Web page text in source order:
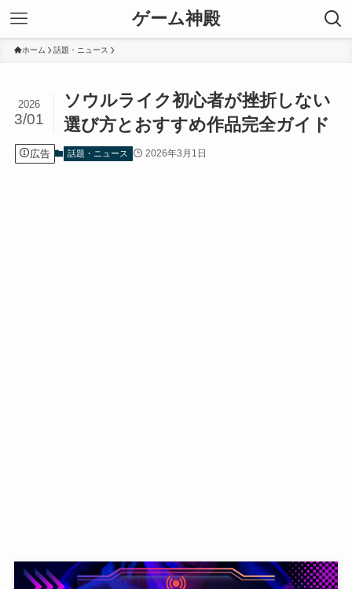
ゲーム神殿
ホーム 話題・ニュース
ソウルライク初心者が挫折しない
選び方とおすすめ作品完全ガイド
2026
3/01
広告 話題・ニュース 2026年3月1日